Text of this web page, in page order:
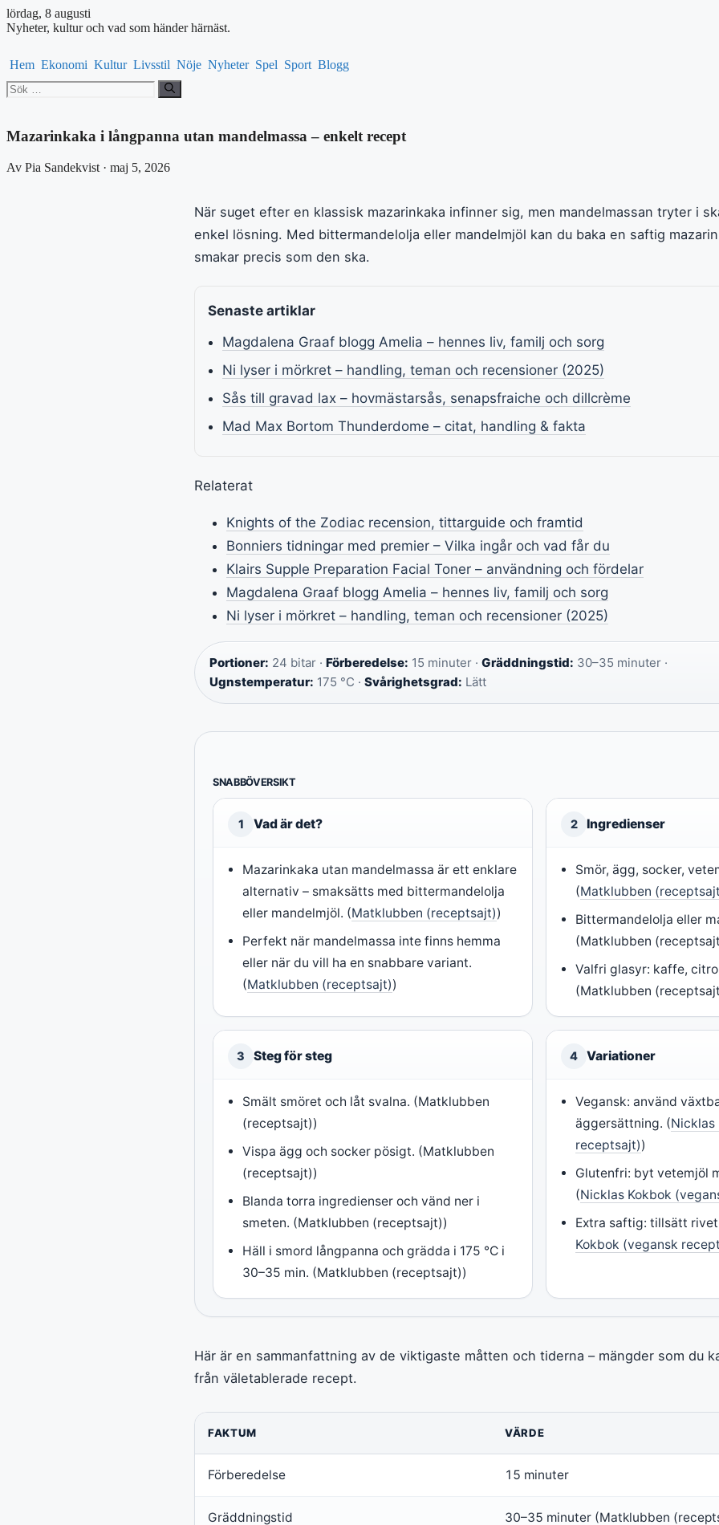
lördag, 8 augusti
Nyheter, kultur och vad som händer härnäst.
Hem Ekonomi Kultur Livsstil Nöje Nyheter Spel Sport Blogg
Sök
efter:
Mazarinkaka i långpanna utan mandelmassa – enkelt recept
Av Pia Sandekvist · maj 5, 2026
När suget efter en klassisk mazarinkaka infinner sig, men mandelmassan tryter i
enkel lösning. Med bittermandelolja eller mandelmjöl kan du baka en saftig
smakar precis som den ska.
Senaste artiklar
Magdalena Graaf blogg Amelia – hennes liv, familj och sorg
Ni lyser i mörkret – handling, teman och recensioner (2025)
Sås till gravad lax – hovmästarsås, senapsfraiche och dillcrème
Mad Max Bortom Thunderdome – citat, handling & fakta
Relaterat
Knights of the Zodiac recension, tittarguide och framtid
Bonniers tidningar med premier – Vilka ingår och vad får du
Klairs Supple Preparation Facial Toner – användning och fördelar
Magdalena Graaf blogg Amelia – hennes liv, familj och sorg
Ni lyser i mörkret – handling, teman och recensioner (2025)
Portioner: 24 bitar · Förberedelse: 15 minuter · Gräddningstid: 30–35 minuter ·
Ugnstemperatur: 175 °C · Svårighetsgrad: Lätt
SNABBÖVERSIKT
1 Vad är det?
Mazarinkaka utan mandelmassa är ett enklare
alternativ – smaksätts med bittermandelolja
eller mandelmjöl. (Matklubben (receptsajt))
Perfekt när mandelmassa inte finns hemma
eller när du vill ha en snabbare variant.
(Matklubben (receptsajt))
2 Ingredienser
Smör, ägg, socker,
(Matklubben
Bittermandelolja eller
(Matklubben
Valfri glasyr: kaffe,
(Matklubben
3 Steg för steg
Smält smöret och låt svalna. (Matklubben
(receptsajt))
Vispa ägg och socker pösigt. (Matklubben
(receptsajt))
Blanda torra ingredienser och vänd ner i
smeten. (Matklubben (receptsajt))
Häll i smord långpanna och grädda i 175 °C i
30–35 min. (Matklubben (receptsajt))
4 Variationer
Vegansk: använd
äggersättning. (Nicklas
receptsajt))
Glutenfri: byt vetemjöl
(Nicklas Kokbok
Extra saftig: tillsätt
Kokbok (vegansk
Här är en sammanfattning av de viktigaste måtten och tiderna – mängder som du
från väletablerade recept.
FAKTUM VÄRDE
Förberedelse 15 minuter
Gräddningstid 30–35 minuter (Matklubben